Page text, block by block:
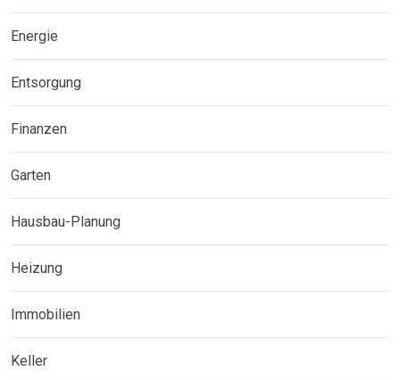
Energie
Entsorgung
Finanzen
Garten
Hausbau-Planung
Heizung
Immobilien
Keller